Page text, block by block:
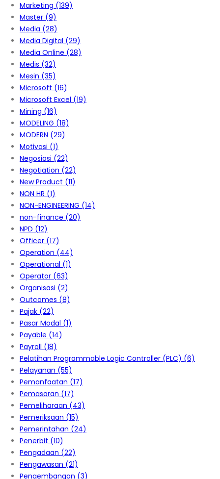
Marketing (139)
Master (9)
Media (28)
Media Digital (29)
Media Online (28)
Medis (32)
Mesin (35)
Microsoft (16)
Microsoft Excel (19)
Mining (16)
MODELING (18)
MODERN (29)
Motivasi (1)
Negosiasi (22)
Negotiation (22)
New Product (11)
NON HR (1)
NON-ENGINEERING (14)
non-finance (20)
NPD (12)
Officer (17)
Operation (44)
Operational (1)
Operator (63)
Organisasi (2)
Outcomes (8)
Pajak (22)
Pasar Modal (1)
Payable (14)
Payroll (18)
Pelatihan Programmable Logic Controller (PLC) (6)
Pelayanan (55)
Pemanfaatan (17)
Pemasaran (17)
Pemeliharaan (43)
Pemeriksaan (15)
Pemerintahan (24)
Penerbit (10)
Pengadaan (22)
Pengawasan (21)
Pengembangan (3)